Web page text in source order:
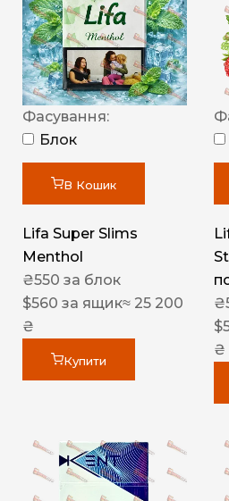
Фасування:
Блок
В Кошик
Lifa Super Slims
Menthol
₴550 за блок
$560 за ящик≈ 25 200
₴
Купити
₴
$
₴